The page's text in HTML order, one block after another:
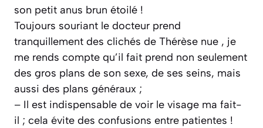
son petit anus brun étoilé !
Toujours souriant le docteur prend
tranquillement des clichés de Thérèse nue , je
me rends compte qu’il fait prend non seulement
des gros plans de son sexe, de ses seins, mais
aussi des plans généraux ;
– Il est indispensable de voir le visage ma fait-
il ; cela évite des confusions entre patientes !